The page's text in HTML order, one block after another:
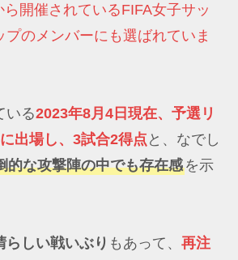
開催されているFIFA女子サッ
プのメンバーにも選ばれていま
いる2023年8月4日現在、予選リ
出場し、3試合2得点と、なでし
的な攻撃陣の中でも存在感を示
しい戦いぶり もあって、 再注